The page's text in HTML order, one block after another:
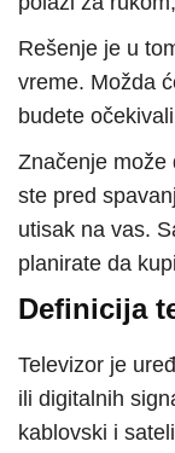
Rešenje je u
vreme. Možda
budete
Značenje može
ste pred
utisak na vas.
planirate da
Definicija
Televizor je
ili digitalnih
kablovski i